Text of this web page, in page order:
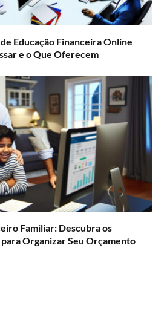
Educação Financeira Online
e o Que Oferecem
Familiar: Descubra os
Organizar Seu Orçamento